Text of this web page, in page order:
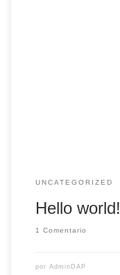
UNCATEGORIZED
Hello world!
1 Comentario
por AdminDAP